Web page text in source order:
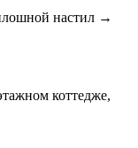
настил →